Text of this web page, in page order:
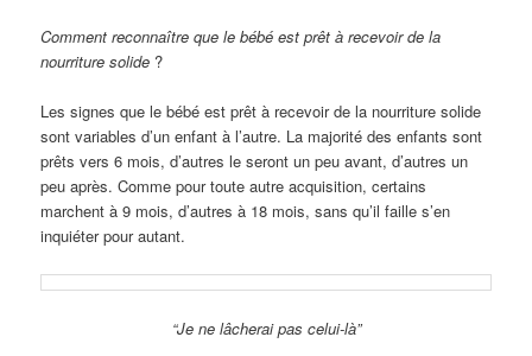
Comment reconnaître que le bébé est prêt à recevoir de la
nourriture solide ?
Les signes que le bébé est prêt à recevoir de la nourriture solide
sont variables d’un enfant à l’autre. La majorité des enfants sont
prêts vers 6 mois, d’autres le seront un peu avant, d’autres un
peu après. Comme pour toute autre acquisition, certains
marchent à 9 mois, d’autres à 18 mois, sans qu’il faille s’en
inquiéter pour autant.
“Je ne lâcherai pas celui-là”